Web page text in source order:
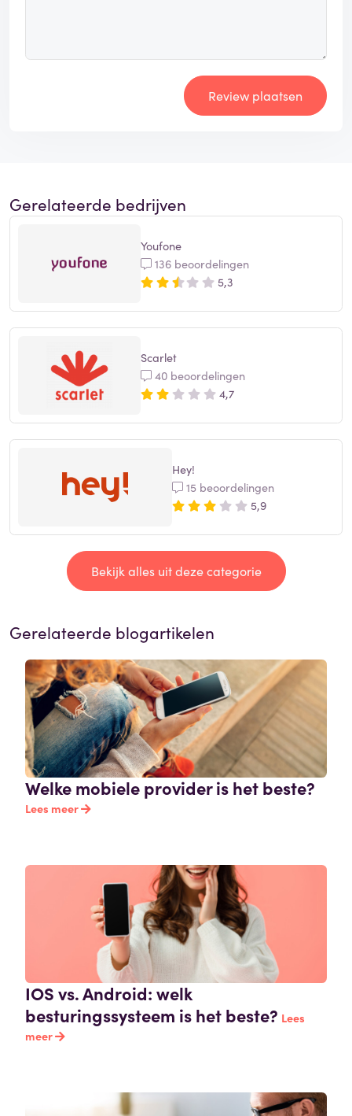
Review plaatsen
Gerelateerde bedrijven
Youfone
136 beoordelingen
5,3
Scarlet
40 beoordelingen
4,7
Hey!
15 beoordelingen
5,9
Bekijk alles uit deze categorie
Gerelateerde blogartikelen
Welke mobiele provider is het beste?
Lees meer
IOS vs. Android: welk
besturingssysteem is het beste? Lees
meer